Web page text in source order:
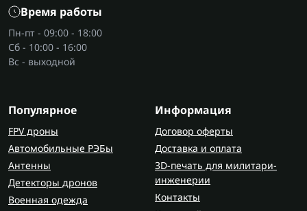
Время работы
Пн-пт - 09:00 - 18:00
Сб - 10:00 - 16:00
Вс - выходной
Популярное
FPV дроны
Автомобильные РЭБы
Антенны
Детекторы дронов
Военная одежда
Информация
Договор оферты
Доставка и оплата
3D-печать для милитари-
инженерии
Контакты